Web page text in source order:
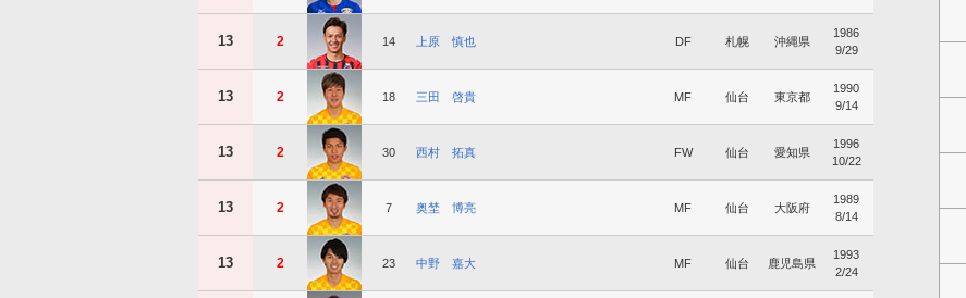
13 2 14 上原 慎也 DF 札幌 沖縄県
1986
9/29
13 2 18 三田 啓貴 MF 仙台 東京都
1990
9/14
13 2 30 西村 拓真 FW 仙台 愛知県
1996
10/22
13 2 7 奥埜 博亮 MF 仙台 大阪府
1989
8/14
13 2 23 中野 嘉大 MF 仙台 鹿児島県
1993
2/24